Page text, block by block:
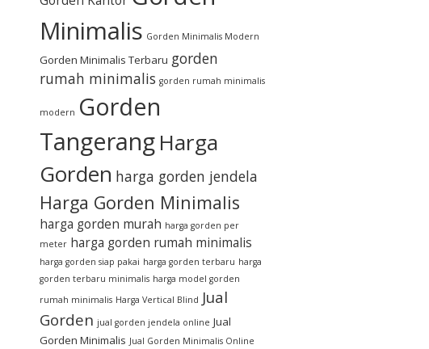
Minimalis Gorden Minimalis Modern
Gorden Minimalis Terbaru gorden
rumah minimalis gorden rumah minimalis
modern Gorden
TangerangHarga
Gorden harga gorden jendela
Harga Gorden Minimalis
harga gorden murah harga gorden per
meter harga gorden rumah minimalis
harga gorden siap pakai harga gorden terbaru harga
gorden terbaru minimalis harga model gorden
rumah minimalis Harga Vertical Blind Jual
Gorden jual gorden jendela online Jual
Gorden Minimalis Jual Gorden Minimalis Online